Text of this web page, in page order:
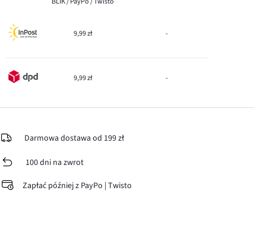
9,99 zł -
9,99 zł -
Darmowa dostawa od 199 zł
100 dni na zwrot
Zapłać później z PayPo | Twisto